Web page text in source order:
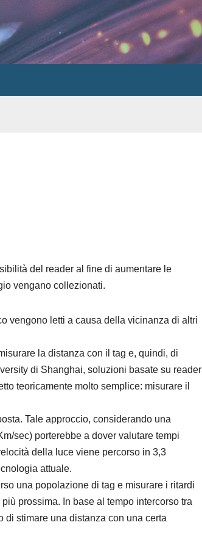
del reader al fine di aumentare le
vengano collezionati.
vengono letti a causa della vicinanza di altri
la distanza con il tag e, quindi, di
di Shanghai, soluzioni basate su reader
teoricamente molto semplice: misurare il
Tale approccio, considerando una
sec) porterebbe a dover valutare tempi
della luce viene percorso in 3,3
attuale.
una popolazione di tag e misurare i ritardi
prossima. In base al tempo intercorso tra
di stimare una distanza con una certa